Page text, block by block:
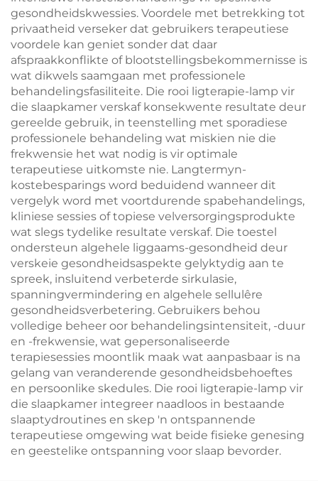
gesondheidskwessies. Voordele met betrekking tot
privaatheid verseker dat gebruikers terapeutiese
voordele kan geniet sonder dat daar
afspraakkonflikte of blootstellingsbekommernisse is
wat dikwels saamgaan met professionele
behandelingsfasiliteite. Die rooi ligterapie-lamp vir
die slaapkamer verskaf konsekwente resultate deur
gereelde gebruik, in teenstelling met sporadiese
professionele behandeling wat miskien nie die
frekwensie het wat nodig is vir optimale
terapeutiese uitkomste nie. Langtermyn-
kostebesparings word beduidend wanneer dit
vergelyk word met voortdurende spabehandelings,
kliniese sessies of topiese velversorgingsprodukte
wat slegs tydelike resultate verskaf. Die toestel
ondersteun algehele liggaams-gesondheid deur
verskeie gesondheidsaspekte gelyktydig aan te
spreek, insluitend verbeterde sirkulasie,
spanningvermindering en algehele sellulêre
gesondheidsverbetering. Gebruikers behou
volledige beheer oor behandelingsintensiteit, -duur
en -frekwensie, wat gepersonaliseerde
terapiesessies moontlik maak wat aanpasbaar is na
gelang van veranderende gesondheidsbehoeftes
en persoonlike skedules. Die rooi ligterapie-lamp vir
die slaapkamer integreer naadloos in bestaande
slaaptydroutines en skep 'n ontspannende
terapeutiese omgewing wat beide fisieke genesing
en geestelike ontspanning voor slaap bevorder.